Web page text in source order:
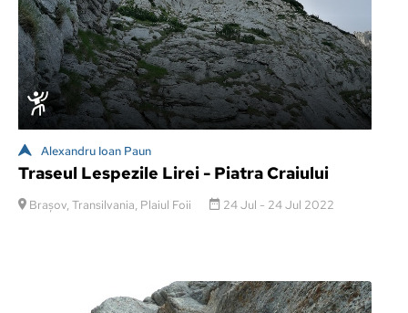
Alexandru Ioan Paun
Traseul Lespezile Lirei - Piatra Craiului
Brașov, Transilvania, Plaiul Foii 24 Jul - 24 Jul 2022